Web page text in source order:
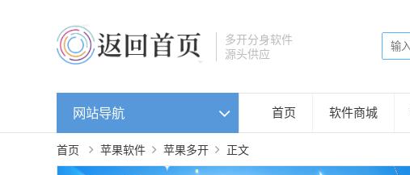
多开分身软件
源头供应
网站导航 首页 软件商城
首页 苹果软件 苹果多开 正文